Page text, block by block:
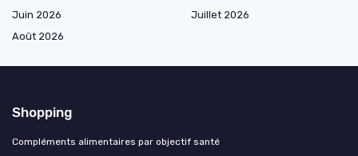
Juin 2026
Juillet 2026
Août 2026
Shopping
Compléments alimentaires par objectif santé